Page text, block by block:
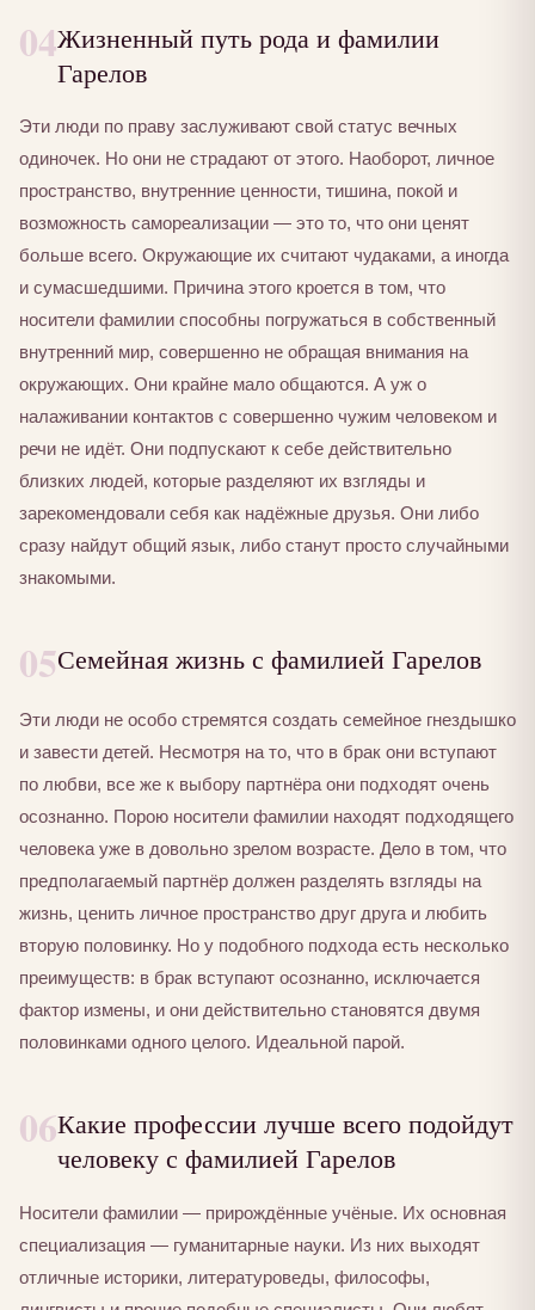
04Жизненный путь рода и фамилии
Гарелов
Эти люди по праву заслуживают свой статус вечных
одиночек. Но они не страдают от этого. Наоборот, личное
пространство, внутренние ценности, тишина, покой и
возможность самореализации — это то, что они ценят
больше всего. Окружающие их считают чудаками, а иногда
и сумасшедшими. Причина этого кроется в том, что
носители фамилии способны погружаться в собственный
внутренний мир, совершенно не обращая внимания на
окружающих. Они крайне мало общаются. А уж о
налаживании контактов с совершенно чужим человеком и
речи не идёт. Они подпускают к себе действительно
близких людей, которые разделяют их взгляды и
зарекомендовали себя как надёжные друзья. Они либо
сразу найдут общий язык, либо станут просто случайными
знакомыми.
05Семейная жизнь с фамилией Гарелов
Эти люди не особо стремятся создать семейное гнездышко
и завести детей. Несмотря на то, что в брак они вступают
по любви, все же к выбору партнёра они подходят очень
осознанно. Порою носители фамилии находят подходящего
человека уже в довольно зрелом возрасте. Дело в том, что
предполагаемый партнёр должен разделять взгляды на
жизнь, ценить личное пространство друг друга и любить
вторую половинку. Но у подобного подхода есть несколько
преимуществ: в брак вступают осознанно, исключается
фактор измены, и они действительно становятся двумя
половинками одного целого. Идеальной парой.
06Какие профессии лучше всего подойдут
человеку с фамилией Гарелов
Носители фамилии — прирождённые учёные. Их основная
специализация — гуманитарные науки. Из них выходят
отличные историки, литературоведы, философы,